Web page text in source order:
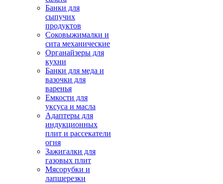
Банки для
сыпучих
продуктов
Соковыжималки и
сита механические
Органайзеры для
кухни
Банки для меда и
вазочки для
варенья
Емкости для
уксуса и масла
Адаптеры для
индукционных
плит и рассекатели
огня
Зажигалки для
газовых плит
Мясорубки и
лапшерезки